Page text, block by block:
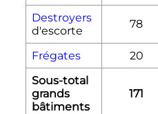
Destroyers
d'escorte
78
Frégates 20
Sous-total
grands
bâtiments
171